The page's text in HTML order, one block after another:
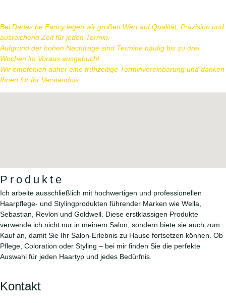
Bei Dadas be Fancy legen wir großen Wert auf Qualität, Präzision und
ausreichend Zeit für jeden Termin.
Aufgrund der hohen Nachfrage sind Termine häufig bis zu drei
Wochen im Voraus ausgebucht.
Wir empfehlen daher eine frühzeitige Terminvereinbarung und danken
Ihnen für Ihr Verständnis.
Produkte
Ich arbeite ausschließlich mit hochwertigen und professionellen
Haarpflege- und Stylingprodukten führender Marken wie Wella,
Sebastian, Revlon und Goldwell. Diese erstklassigen Produkte
verwende ich nicht nur in meinem Salon, sondern biete sie auch zum
Kauf an, damit Sie Ihr Salon-Erlebnis zu Hause fortsetzen können. Ob
Pflege, Coloration oder Styling – bei mir finden Sie die perfekte
Auswahl für jeden Haartyp und jedes Bedürfnis.
Kontakt